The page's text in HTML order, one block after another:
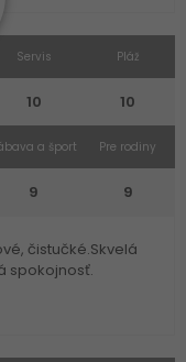
Servis
10
Pláž
10
a šport
9
Pre rodiny
9
čistučké.Skvelá
spokojnosť.